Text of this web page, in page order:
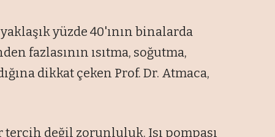
yüzde 40'ının binalarda
fazlasının ısıtma, soğutma,
dikkat çeken Prof. Dr. Atmaca,
değil zorunluluk. Isı pompası